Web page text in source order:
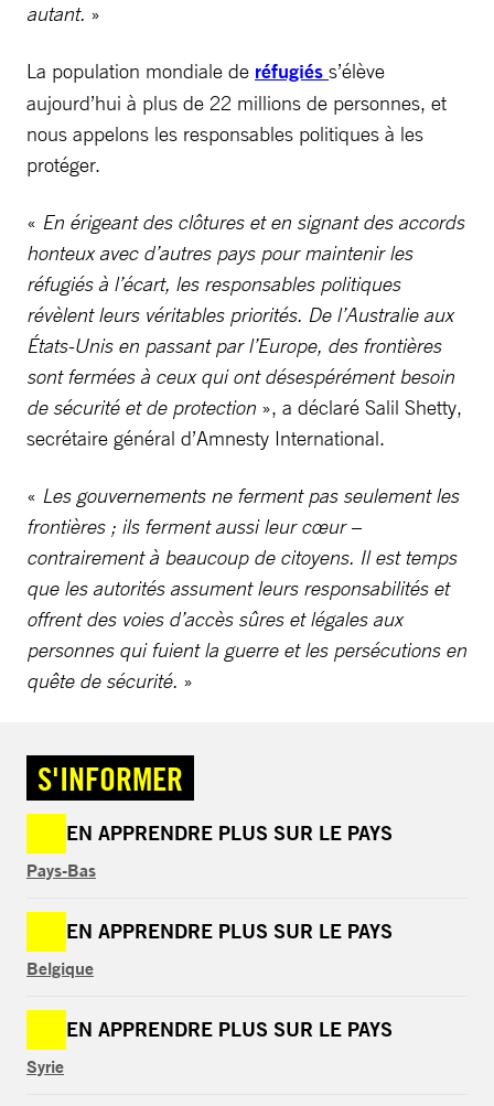
autant. »
La population mondiale de réfugiés s’élève
aujourd’hui à plus de 22 millions de personnes, et
nous appelons les responsables politiques à les
protéger.
« En érigeant des clôtures et en signant des accords
honteux avec d’autres pays pour maintenir les
réfugiés à l’écart, les responsables politiques
révèlent leurs véritables priorités. De l’Australie aux
États-Unis en passant par l’Europe, des frontières
sont fermées à ceux qui ont désespérément besoin
de sécurité et de protection », a déclaré Salil Shetty,
secrétaire général d’Amnesty International.
« Les gouvernements ne ferment pas seulement les
frontières ; ils ferment aussi leur cœur –
contrairement à beaucoup de citoyens. Il est temps
que les autorités assument leurs responsabilités et
offrent des voies d’accès sûres et légales aux
personnes qui fuient la guerre et les persécutions en
quête de sécurité. »
S'INFORMER
EN APPRENDRE PLUS SUR LE PAYS
Pays-Bas
EN APPRENDRE PLUS SUR LE PAYS
Belgique
EN APPRENDRE PLUS SUR LE PAYS
Syrie